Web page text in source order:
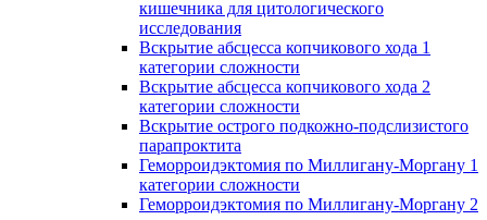
кишечника для цитологического
исследования
Вскрытие абсцесса копчикового хода 1
категории сложности
Вскрытие абсцесса копчикового хода 2
категории сложности
Вскрытие острого подкожно-подслизистого
парапроктита
Геморроидэктомия по Миллигану-Моргану 1
категории сложности
Геморроидэктомия по Миллигану-Моргану 2